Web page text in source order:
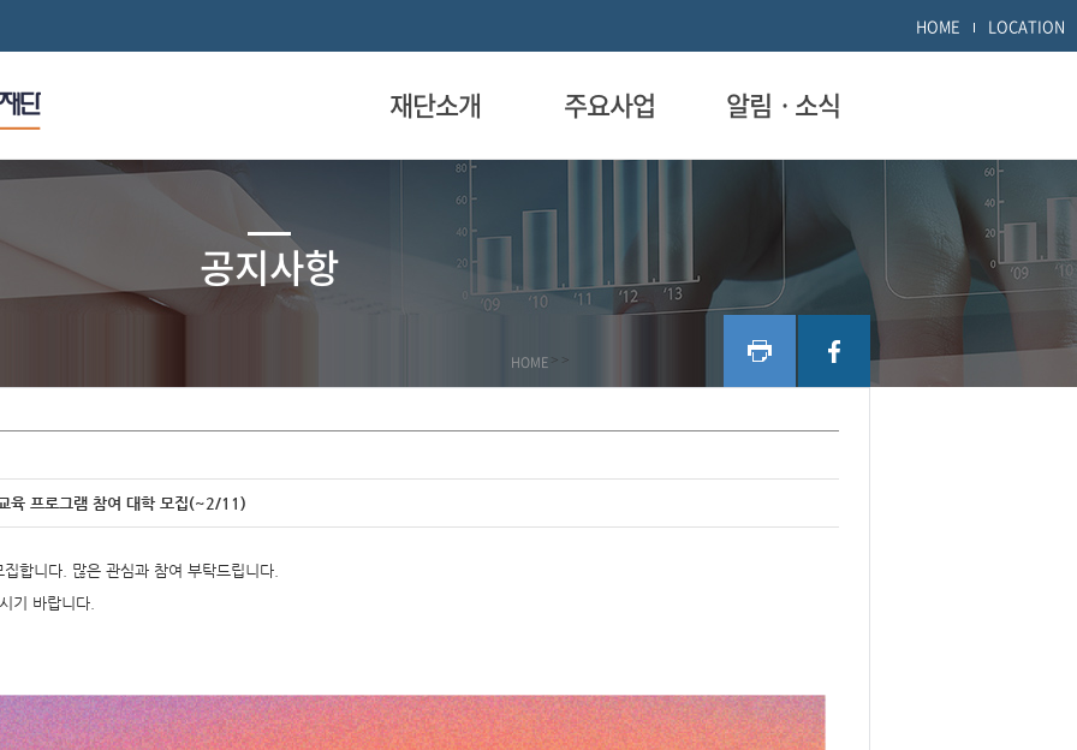
HOME LOCATION
재단소개 주요사업 알림ㆍ소식
공지사항
HOME > >
육 프로그램 참여 대학 모집(~2/11)
합니다. 많은 관심과 참여 부탁드립니다.
기 바랍니다.